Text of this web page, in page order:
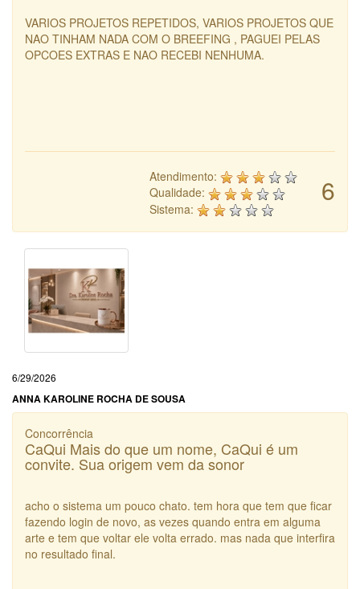
VARIOS PROJETOS REPETIDOS, VARIOS PROJETOS QUE
NAO TINHAM NADA COM O BREEFING , PAGUEI PELAS
OPCOES EXTRAS E NAO RECEBI NENHUMA.
6
Atendimento:
Qualidade:
Sistema:
6/29/2026
ANNA KAROLINE ROCHA DE SOUSA
Concorrência
CaQui Mais do que um nome, CaQui é um
convite. Sua origem vem da sonor
acho o sistema um pouco chato. tem hora que tem que ficar
fazendo login de novo, as vezes quando entra em alguma
arte e tem que voltar ele volta errado. mas nada que interfira
no resultado final.